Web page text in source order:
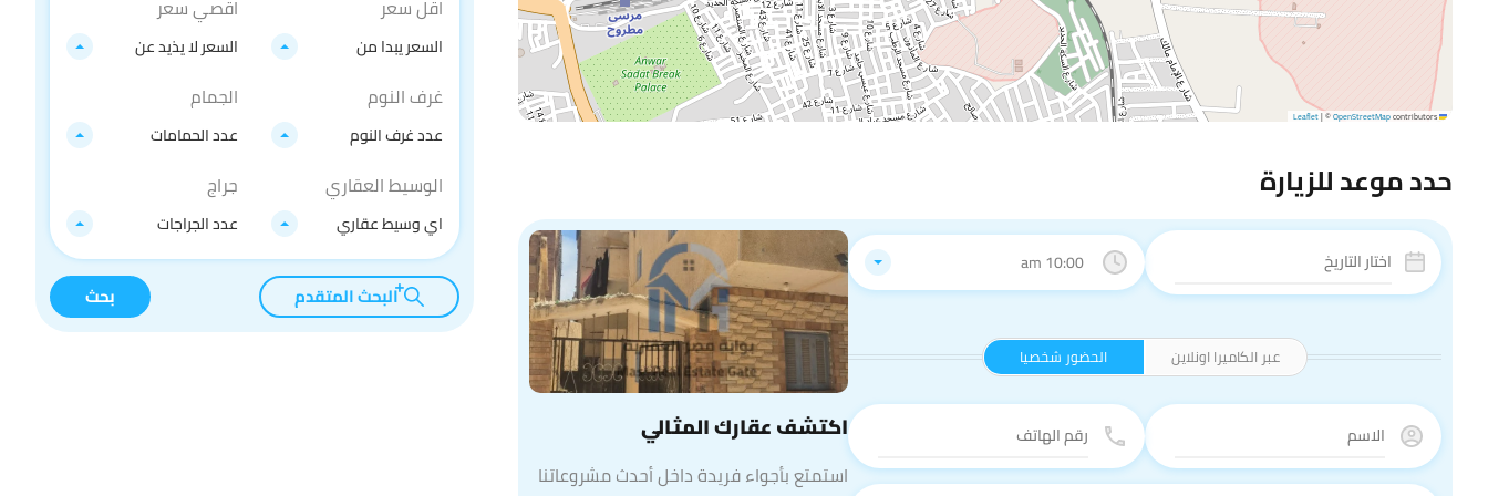
Leaflet
|©OpenStreetMapcontributors
حدد موعد للزيارة
10:00 am
الحضور شخصيا عبر الكاميرا اونلاين
اكتشف عقارك المثالي
استمتع بأجواء فريدة داخل أحدث مشروعاتنا
اقل سعر
السعر يبدا من
اقصي سعر
السعر لا يذيد عن
غرف النوم
عدد غرف النوم
الجمام
عدد الحمامات
الوسيط العقاري
اي وسيط عقاري
جراج
عدد الجراجات
البحث المتقدم بحث